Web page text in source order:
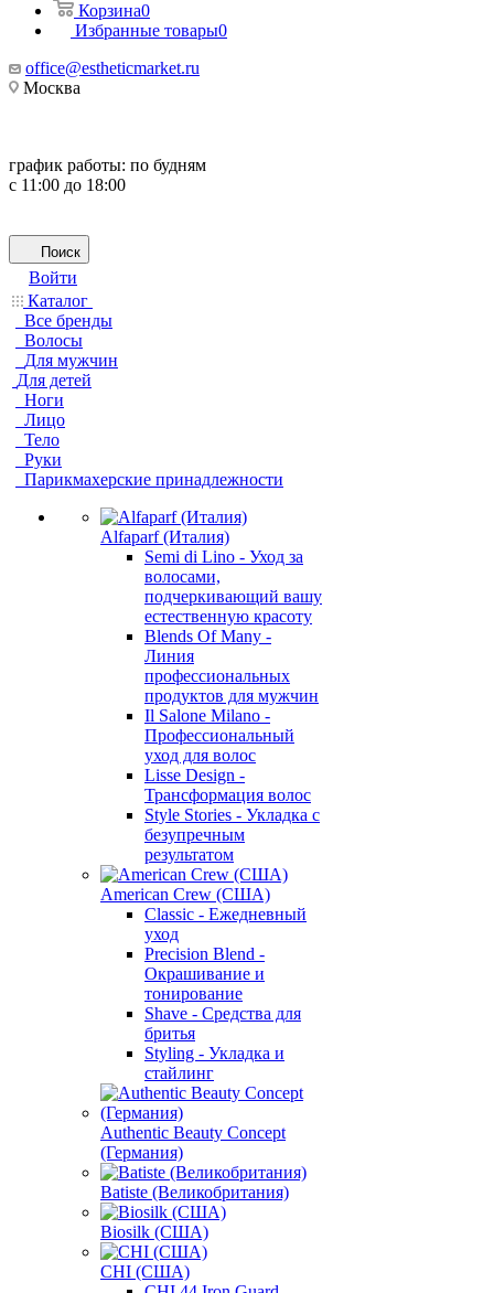
Корзина0
Избранные товары0
office@estheticmarket.ru
Москва
график работы: по будням
с 11:00 до 18:00
Поиск
Войти
Каталог
Все бренды
Волосы
Для мужчин
Для детей
Ноги
Лицо
Тело
Руки
Парикмахерские принадлежности
Alfaparf (Италия)
Semi di Lino - Уход за
волосами,
подчеркивающий вашу
естественную красоту
Blends Of Many -
Линия
профессиональных
продуктов для мужчин
Il Salone Milano -
Профессиональный
уход для волос
Lisse Design -
Трансформация волос
Style Stories - Укладка с
безупречным
результатом
American Crew (США)
Classic - Ежедневный
уход
Precision Blend -
Окрашивание и
тонирование
Shave - Средства для
бритья
Styling - Укладка и
стайлинг
Authentic Beauty Concept
(Германия)
Batiste (Великобритания)
Biosilk (США)
CHI (США)